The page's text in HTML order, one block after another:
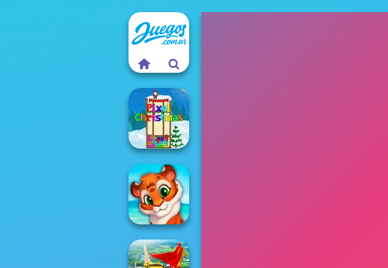
Pixel Christmas